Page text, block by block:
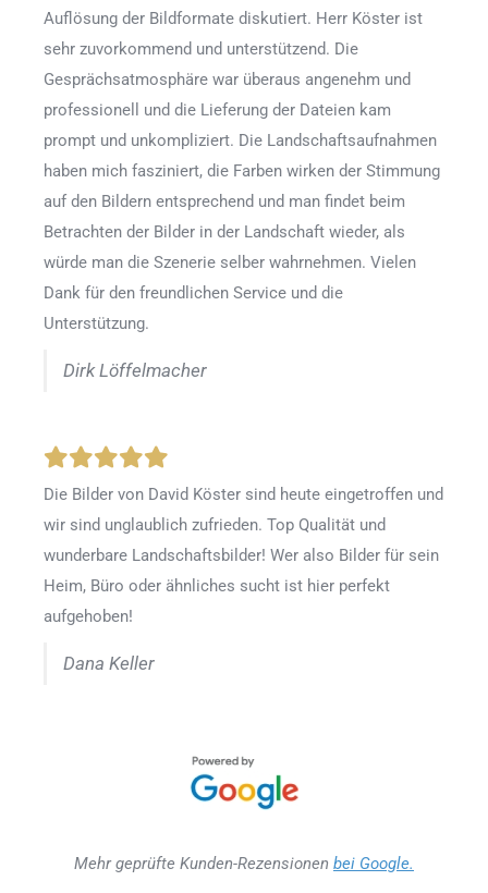
Auflösung der Bildformate diskutiert. Herr Köster ist
sehr zuvorkommend und unterstützend. Die
Gesprächsatmosphäre war überaus angenehm und
professionell und die Lieferung der Dateien kam
prompt und unkompliziert. Die Landschaftsaufnahmen
haben mich fasziniert, die Farben wirken der Stimmung
auf den Bildern entsprechend und man findet beim
Betrachten der Bilder in der Landschaft wieder, als
würde man die Szenerie selber wahrnehmen. Vielen
Dank für den freundlichen Service und die
Unterstützung.
Dirk Löffelmacher
Die Bilder von David Köster sind heute eingetroffen und
wir sind unglaublich zufrieden. Top Qualität und
wunderbare Landschaftsbilder! Wer also Bilder für sein
Heim, Büro oder ähnliches sucht ist hier perfekt
aufgehoben!
Dana Keller
Mehr geprüfte Kunden-Rezensionen bei Google.